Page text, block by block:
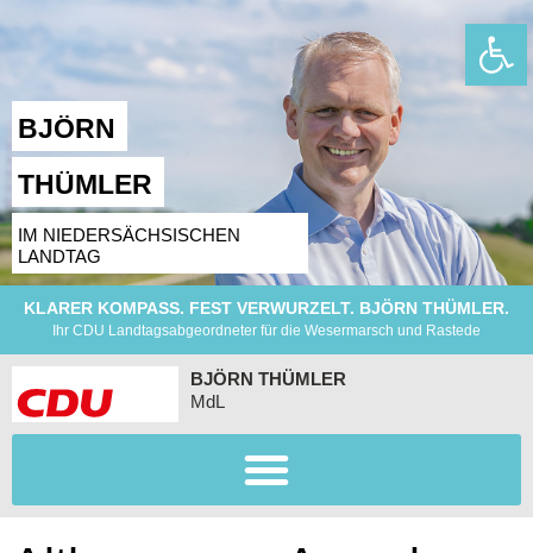
BJÖRN
THÜMLER
IM NIEDERSÄCHSISCHEN
LANDTAG
KLARER KOMPASS. FEST VERWURZELT. BJÖRN THÜMLER.
Ihr CDU Landtagsabgeordneter für die Wesermarsch und Rastede
BJÖRN THÜMLER
MdL